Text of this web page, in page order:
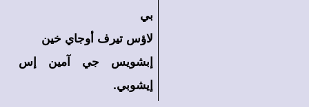
بي
لاؤس تيرف أوجاي خين
إبشويس جي آمين إس
إيشوبي.